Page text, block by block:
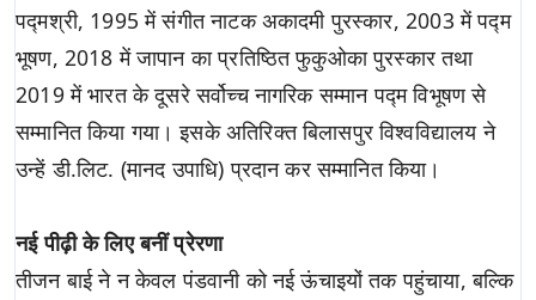
पद्मश्री, 1995 में संगीत नाटक अकादमी पुरस्कार, 2003 में पद्म
भूषण, 2018 में जापान का प्रतिष्ठित फुकुओका पुरस्कार तथा
2019 में भारत के दूसरे सर्वोच्च नागरिक सम्मान पद्म विभूषण से
सम्मानित किया गया। इसके अतिरिक्त बिलासपुर विश्वविद्यालय ने
उन्हें डी.लिट. (मानद उपाधि) प्रदान कर सम्मानित किया।
नई पीढ़ी के लिए बनीं प्रेरणा
तीजन बाई ने न केवल पंडवानी को नई ऊंचाइयों तक पहुंचाया, बल्कि